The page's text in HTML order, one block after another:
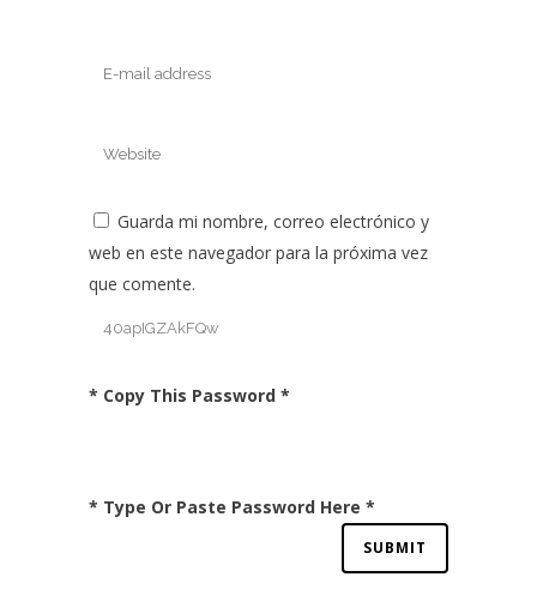
Guarda mi nombre, correo electrónico y
web en este navegador para la próxima vez
que comente.
* Copy This Password *
* Type Or Paste Password Here *